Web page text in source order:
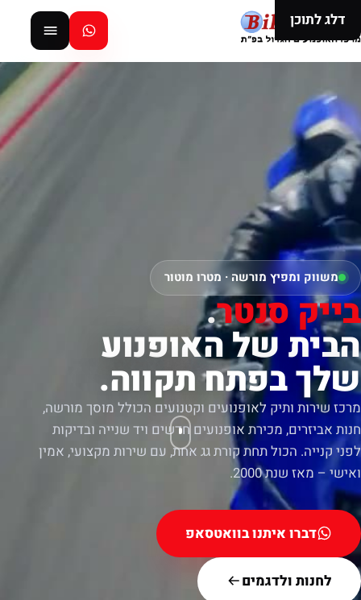
דלג לתוכן
משווק ומפיץ מורשה · מטרו מוטור
בייק סנטר.
הבית של האופנוע
שלך בפתח תקווה.
מרכז שירות ותיק לאופנועים וקטנועים הכולל מוסך מורשה,
חנות אביזרים, מכירת אופנועים חדשים ויד שנייה ובדיקות
לפני קנייה. הכול תחת קורת גג אחת, עם שירות מקצועי, אמין
ואישי – מאז שנת 2000.
דברו איתנו בוואטסאפ
לחנות ולדגמים